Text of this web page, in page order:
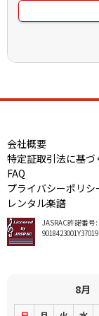
会社概要
特定証取引法に基づ
FAQ
プライバシーポリシ
レンタル楽譜
JASRAC許諾番号:
8月